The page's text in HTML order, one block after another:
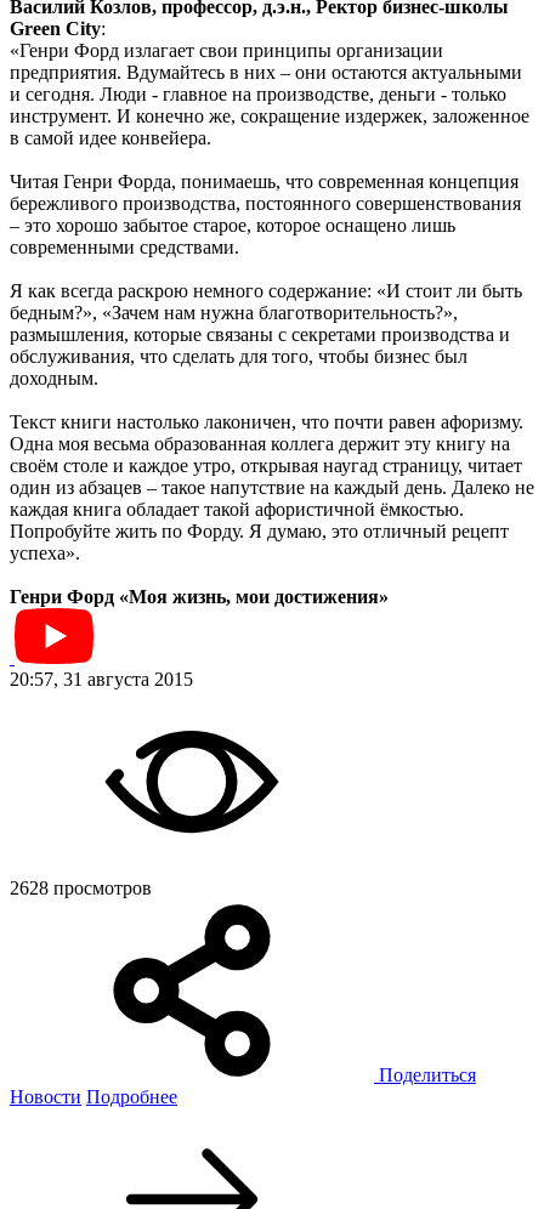
Василий Козлов, профессор, д.э.н., Ректор бизнес-школы
Green City:
«Генри Форд излагает свои принципы организации
предприятия. Вдумайтесь в них – они остаются актуальными
и сегодня. Люди - главное на производстве, деньги - только
инструмент. И конечно же, сокращение издержек, заложенное
в самой идее конвейера.
Читая Генри Форда, понимаешь, что современная концепция
бережливого производства, постоянного совершенствования
– это хорошо забытое старое, которое оснащено лишь
современными средствами.
Я как всегда раскрою немного содержание: «И стоит ли быть
бедным?», «Зачем нам нужна благотворительность?»,
размышления, которые связаны с секретами производства и
обслуживания, что сделать для того, чтобы бизнес был
доходным.
Текст книги настолько лаконичен, что почти равен афоризму.
Одна моя весьма образованная коллега держит эту книгу на
своём столе и каждое утро, открывая наугад страницу, читает
один из абзацев – такое напутствие на каждый день. Далеко не
каждая книга обладает такой афористичной ёмкостью.
Попробуйте жить по Форду. Я думаю, это отличный рецепт
успеха».
Генри Форд «Моя жизнь, мои достижения»
20:57, 31 августа 2015
2628 просмотров
Поделиться
Новости Подробнее